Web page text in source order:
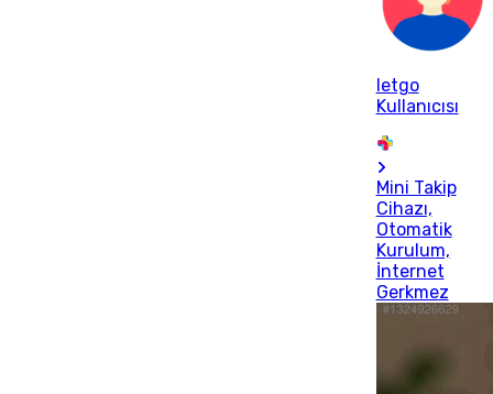
letgo
Kullanıcısı
Mini Takip
Cihazı,
Otomatik
Kurulum,
İnternet
Gerkmez